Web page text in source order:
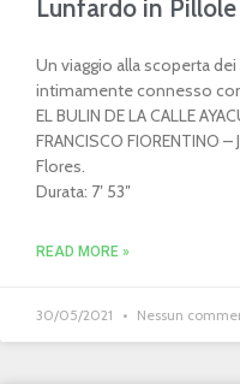
Lunfardo in
Un viaggio alla scoperta
intimamente connesso
EL BULIN DE LA CALLE
FRANCISCO FIORENTINO
Flores.
Durata: 7′ 53″
READ MORE »
30/05/2021 Nessun